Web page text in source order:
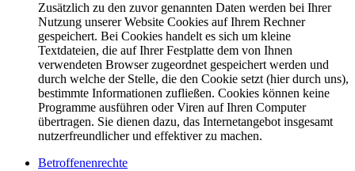
Zusätzlich zu den zuvor genannten Daten werden bei Ihrer
Nutzung unserer Website Cookies auf Ihrem Rechner
gespeichert. Bei Cookies handelt es sich um kleine
Textdateien, die auf Ihrer Festplatte dem von Ihnen
verwendeten Browser zugeordnet gespeichert werden und
durch welche der Stelle, die den Cookie setzt (hier durch uns),
bestimmte Informationen zufließen. Cookies können keine
Programme ausführen oder Viren auf Ihren Computer
übertragen. Sie dienen dazu, das Internetangebot insgesamt
nutzerfreundlicher und effektiver zu machen.
Betroffenenrechte